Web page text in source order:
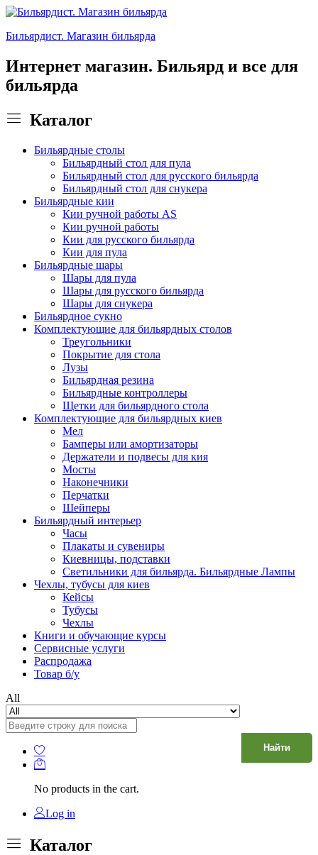
Бильярдист. Магазин бильярда
Интернет магазин. Бильярд и все для
бильярда
Каталог
Бильярдные столы
Бильярдный стол для пула
Бильярдный стол для русского бильярда
Бильярдный стол для снукера
Бильярдные кии
Кии ручной работы AS
Кии ручной работы
Кии для русского бильярда
Кии для пула
Бильярдные шары
Шары для пула
Шары для русского бильярда
Шары для снукера
Бильярдное сукно
Комплектующие для бильярдных столов
Треугольники
Покрытие для стола
Лузы
Бильярдная резина
Бильярдные контроллеры
Щетки для бильярдного стола
Комплектующие для бильярдных киев
Мел
Бамперы или амортизаторы
Держатели и подвесы для кия
Мосты
Наконечники
Перчатки
Шейперы
Бильярдный интерьер
Часы
Плакаты и сувениры
Киевницы, подставки
Светильники для бильярда. Бильярдные Лампы
Чехлы, тубусы для киев
Кейсы
Тубусы
Чехлы
Книги и обучающие курсы
Сервисные услуги
Распродажа
Товар б/у
All
Найти
No products in the cart.
Log in
Каталог